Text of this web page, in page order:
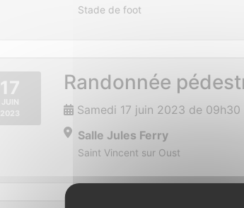
Stade de foot
17
JUIN
2023
Randonnée
Samedi 17 juin 2023 de 09h30
Salle Jules Ferry
Saint Vincent sur Oust